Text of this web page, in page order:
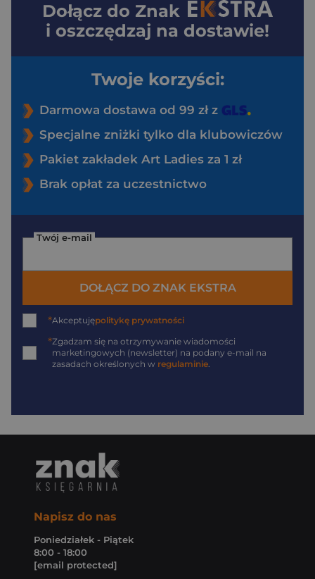
Dołącz do Znak
i oszczędzaj na dostawie!
Twoje korzyści:
Darmowa dostawa od 99 zł z
Specjalne zniżki tylko dla klubowiczów
Pakiet zakładek Art Ladies za 1 zł
Brak opłat za uczestnictwo
Twój e-mail
DOŁĄCZ DO ZNAK EKSTRA
*Akceptujępolitykę prywatności
*Zgadzam się na otrzymywanie wiadomości
marketingowych (newsletter) na podany e-mail na
zasadach określonych w regulaminie.
Napisz do nas
Poniedziałek - Piątek
8:00 - 18:00
[email protected]